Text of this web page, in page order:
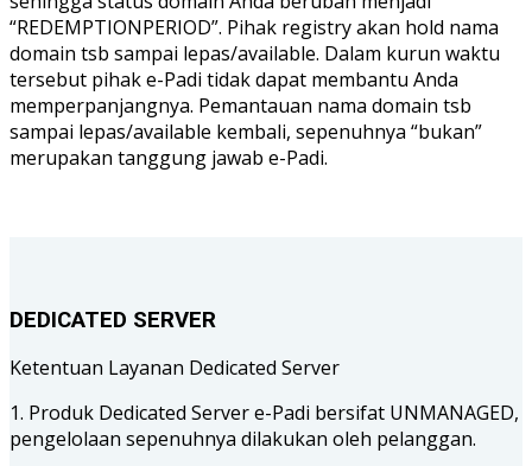
“REDEMPTIONPERIOD”. Pihak registry akan hold nama
domain tsb sampai lepas/available. Dalam kurun waktu
tersebut pihak e-Padi tidak dapat membantu Anda
memperpanjangnya. Pemantauan nama domain tsb
sampai lepas/available kembali, sepenuhnya “bukan”
merupakan tanggung jawab e-Padi.
DEDICATED SERVER
Ketentuan Layanan Dedicated Server
1. Produk Dedicated Server e-Padi bersifat UNMANAGED,
pengelolaan sepenuhnya dilakukan oleh pelanggan.